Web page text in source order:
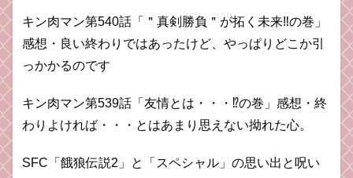
キン肉マン第540話「＂真剣勝負＂が拓く未来‼の巻」
感想・良い終わりではあったけど、やっぱりどこか引
っかかるのです
キン肉マン第539話「友情とは・・・⁉︎の巻」感想・終
わりよければ・・・とはあまり思えない拗れた心。
SFC「餓狼伝説2」と「スペシャル」の思い出と呪い